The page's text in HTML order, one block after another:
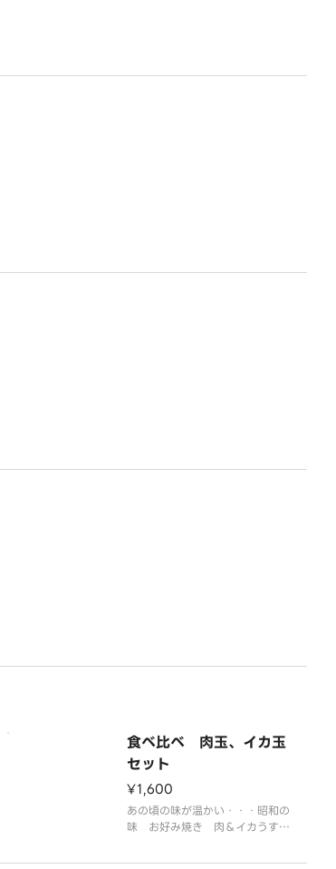
食べ比べ 肉玉、イカ玉
セット
¥1,600
あの頃の味が温かい・・・昭和の
味 お好み焼き 肉＆イカうすー
ン焼き風お好み焼きです。お子様